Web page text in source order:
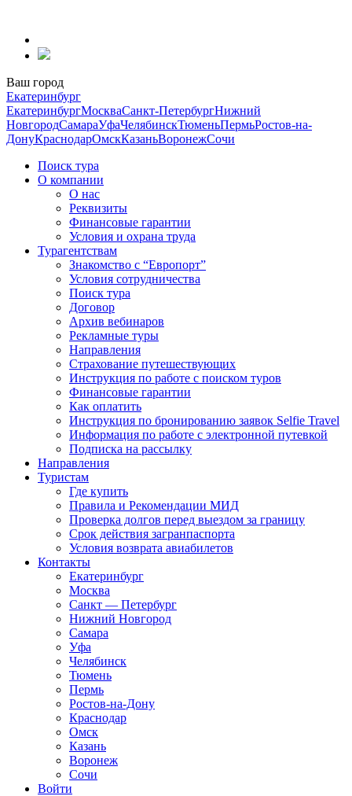
содержанию
Ваш город
Екатеринбург
ЕкатеринбургМоскваСанкт-ПетербургНижний
НовгородСамараУфаЧелябинскТюменьПермьРостов-на-
ДонуКраснодарОмскКазаньВоронежСочи
Поиск тура
О компании
О нас
Реквизиты
Финансовые гарантии
Условия и охрана труда
Турагентствам
Знакомство с “Европорт”
Условия сотрудничества
Поиск тура
Договор
Архив вебинаров
Рекламные туры
Направления
Страхование путешествующих
Инструкция по работе с поиском туров
Финансовые гарантии
Как оплатить
Инструкция по бронированию заявок Selfie Travel
Информация по работе с электронной путевкой
Подписка на рассылку
Направления
Туристам
Где купить
Правила и Рекомендации МИД
Проверка долгов перед выездом за границу
Срок действия загранпаспорта
Условия возврата авиабилетов
Контакты
Екатеринбург
Москва
Санкт — Петербург
Нижний Новгород
Самара
Уфа
Челябинск
Тюмень
Пермь
Ростов-на-Дону
Краснодар
Омск
Казань
Воронеж
Сочи
Войти